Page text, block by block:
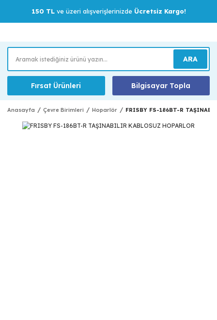
150 TLve üzeri alışverişlerinizde Ücretsiz Kargo!
ARA
Fırsat Ürünleri Bilgisayar Topla
Anasayfa Çevre Birimleri Hoparlör FRISBY FS-186BT-R